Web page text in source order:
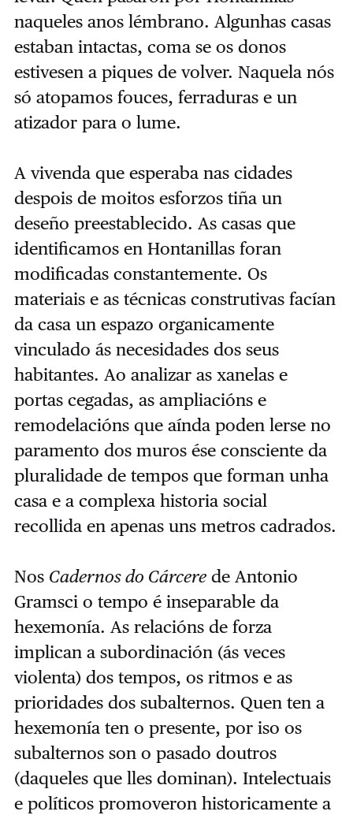
naqueles anos lémbrano. Algunhas casas
estaban intactas, coma se os donos
estivesen a piques de volver. Naquela nós
só atopamos fouces, ferraduras e un
atizador para o lume.
A vivenda que esperaba nas cidades
despois de moitos esforzos tiña un
deseño preestablecido. As casas que
identificamos en Hontanillas foran
modificadas constantemente. Os
materiais e as técnicas construtivas facían
da casa un espazo organicamente
vinculado ás necesidades dos seus
habitantes. Ao analizar as xanelas e
portas cegadas, as ampliacións e
remodelacións que aínda poden lerse no
paramento dos muros ése consciente da
pluralidade de tempos que forman unha
casa e a complexa historia social
recollida en apenas uns metros cadrados.
Nos Cadernos do Cárcerede Antonio
Gramsci o tempo é inseparable da
hexemonía. As relacións de forza
implican a subordinación (ás veces
violenta) dos tempos, os ritmos e as
prioridades dos subalternos. Quen ten a
hexemonía ten o presente, por iso os
subalternos son o pasado doutros
(daqueles que lles dominan). Intelectuais
e políticos promoveron historicamente a